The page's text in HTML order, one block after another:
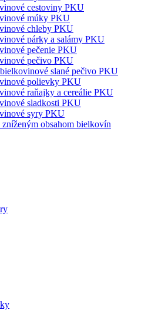
cestoviny PKU
múky PKU
chleby PKU
párky a salámy PKU
pečenie PKU
pečivo PKU
slané pečivo PKU
polievky PKU
raňajky a cereálie PKU
sladkosti PKU
syry PKU
obsahom bielkovín